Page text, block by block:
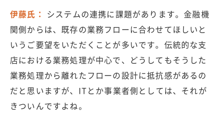
伊藤氏： システムの連携に課題があります。金融機
関側からは、既存の業務フローに合わせてほしいと
いうご要望をいただくことが多いです。伝統的な支
店における業務処理が中心で、どうしてもそうした
業務処理から離れたフローの設計に抵抗感があるの
だと思いますが、ITとか事業者側としては、それが
きついんですよね。